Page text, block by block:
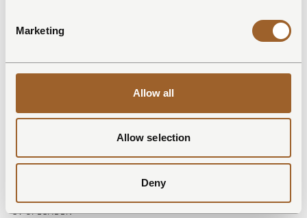
Marketing
Allow all
Allow selection
Deny
CV UPLOADEN *